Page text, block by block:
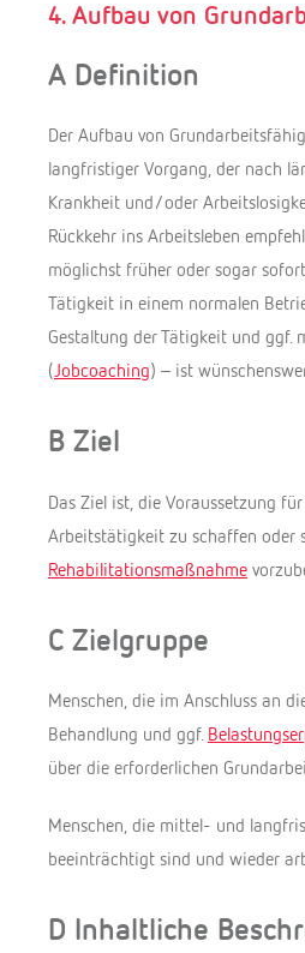
4. Aufbau von
A Definition
Der Aufbau von
langfristiger Vorgang, der nach
Krankheit und/oder
Rückkehr ins Arbeitsleben
möglichst früher oder sogar
Tätigkeit in einem normalen
Gestaltung der Tätigkeit und ggf.
(Jobcoaching) – ist
B Ziel
Das Ziel ist, die Voraussetzung
Arbeitstätigkeit zu schaffen oder
Rehabilitationsmaßnahme
C Zielgruppe
Menschen, die im Anschluss an
Behandlung und ggf.
über die erforderlichen
Menschen, die mittel- und
beeinträchtigt sind und wieder
D Inhaltliche